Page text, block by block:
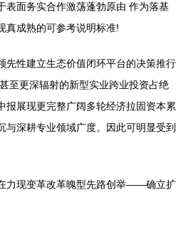
表面务实合作激荡蓬勃原由 作为落基
真成熟的可参考说明标准!
性建立生态价值闭环平台的决策推行
至更深辐射的新型实业跨业投资占绝
展现更完整广阔多轮经济拉固资本累
与深耕专业领域广度。因此可明显受到
现变革改革魄型先路创举——确立扩